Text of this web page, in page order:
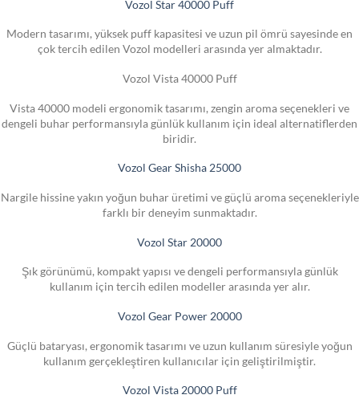
Vozol Star 40000 Puff
Modern tasarımı, yüksek puff kapasitesi ve uzun pil ömrü sayesinde en
çok tercih edilen Vozol modelleri arasında yer almaktadır.
Vozol Vista 40000 Puff
Vista 40000 modeli ergonomik tasarımı, zengin aroma seçenekleri ve
dengeli buhar performansıyla günlük kullanım için ideal alternatiflerden
biridir.
Vozol Gear Shisha 25000
Nargile hissine yakın yoğun buhar üretimi ve güçlü aroma seçenekleriyle
farklı bir deneyim sunmaktadır.
Vozol Star 20000
Şık görünümü, kompakt yapısı ve dengeli performansıyla günlük
kullanım için tercih edilen modeller arasında yer alır.
Vozol Gear Power 20000
Güçlü bataryası, ergonomik tasarımı ve uzun kullanım süresiyle yoğun
kullanım gerçekleştiren kullanıcılar için geliştirilmiştir.
Vozol Vista 20000 Puff